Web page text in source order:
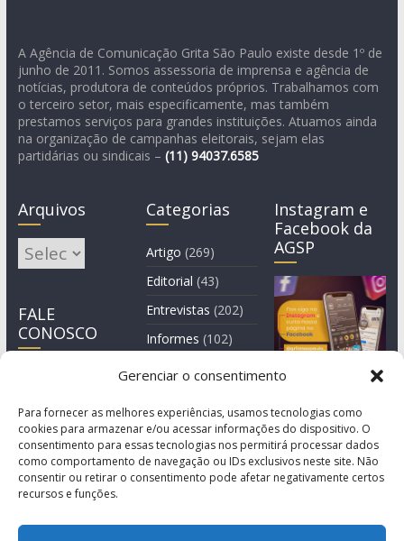
Gerenciar o consentimento
Para fornecer as melhores experiências, usamos tecnologias como
cookies para armazenar e/ou acessar informações do dispositivo. O
consentimento para essas tecnologias nos permitirá processar dados
como comportamento de navegação ou IDs exclusivos neste site. Não
consentir ou retirar o consentimento pode afetar negativamente certos
recursos e funções.
A Agência de Comunicação Grita São Paulo existe desde 1º de
junho de 2011. Somos assessoria de imprensa e agência de
notícias, produtora de conteúdos próprios. Trabalhamos com
o terceiro setor, mais especificamente, mas também
prestamos serviços para grandes instituições. Atuamos ainda
na organização de campanhas eleitorais, sejam elas
partidárias ou sindicais – (11) 94037.6585
Arquivos
Arquivos
FALE
CONOSCO
Categorias
Artigo (269)
Editorial (43)
Entrevistas (202)
Informes (102)
Manchete
Instagram e
Facebook da
AGSP